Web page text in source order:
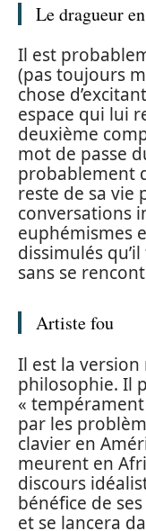
Le dragueur
Il est
(pas toujours
chose
espace qui lui
deuxième
mot de passe
probablement
reste de sa vie
conversations
euphémismes
dissimulés
sans se
Artiste fou
Il est la version
philosophie. Il
«
par les
clavier en
meurent en
discours
bénéfice de
et se lancera